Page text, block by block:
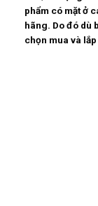
phẩm có mặt ở
hãng. Do đó dù
chọn mua và